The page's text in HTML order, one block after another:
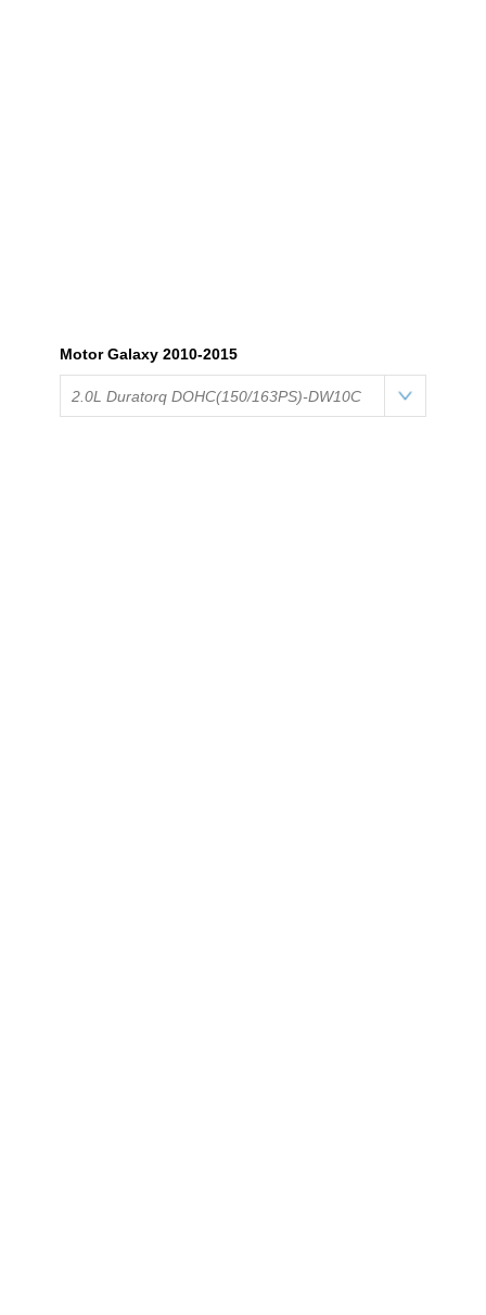
Motor Galaxy 2010-2015
2.0L Duratorq DOHC(150/163PS)-DW10C